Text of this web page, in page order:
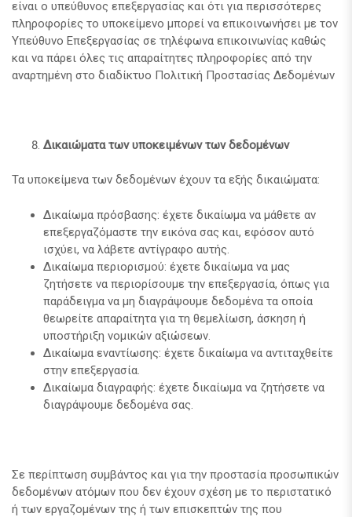
είναι ο υπεύθυνος επεξεργασίας και ότι για περισσότερες
πληροφορίες το υποκείμενο μπορεί να επικοινωνήσει με τον
Υπεύθυνο Επεξεργασίας σε τηλέφωνα επικοινωνίας καθώς
και να πάρει όλες τις απαραίτητες πληροφορίες από την
αναρτημένη στο διαδίκτυο Πολιτική Προστασίας Δεδομένων
Δικαιώματα των υποκειμένων των δεδομένων
Τα υποκείμενα των δεδομένων έχουν τα εξής δικαιώματα:
Δικαίωμα πρόσβασης: έχετε δικαίωμα να μάθετε αν
επεξεργαζόμαστε την εικόνα σας και, εφόσον αυτό
ισχύει, να λάβετε αντίγραφο αυτής.
Δικαίωμα περιορισμού: έχετε δικαίωμα να μας
ζητήσετε να περιορίσουμε την επεξεργασία, όπως για
παράδειγμα να μη διαγράψουμε δεδομένα τα οποία
θεωρείτε απαραίτητα για τη θεμελίωση, άσκηση ή
υποστήριξη νομικών αξιώσεων.
Δικαίωμα εναντίωσης: έχετε δικαίωμα να αντιταχθείτε
στην επεξεργασία.
Δικαίωμα διαγραφής: έχετε δικαίωμα να ζητήσετε να
διαγράψουμε δεδομένα σας.
Σε περίπτωση συμβάντος και για την προστασία προσωπικών
δεδομένων ατόμων που δεν έχουν σχέση με το περιστατικό
ή των εργαζομένων της ή των επισκεπτών της που